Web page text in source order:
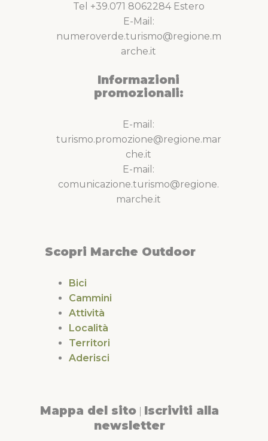
Tel +39.071 8062284 Estero
E-Mail:
numeroverde.turismo@regione.m
arche.it
Informazioni
promozionali:
E-mail:
turismo.promozione@regione.mar
che.it
E-mail:
comunicazione.turismo@regione.
marche.it
Scopri Marche Outdoor
Bici
Cammini
Attività
Località
Territori
Aderisci
Mappa del sito Iscriviti alla
newsletter